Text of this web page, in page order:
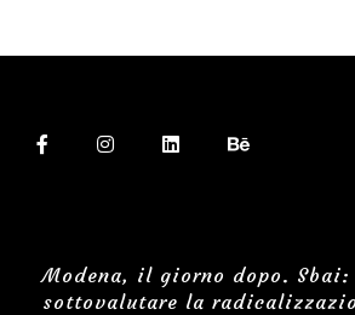
Modena, il giorno dopo. Sbai:
sottovalutare la